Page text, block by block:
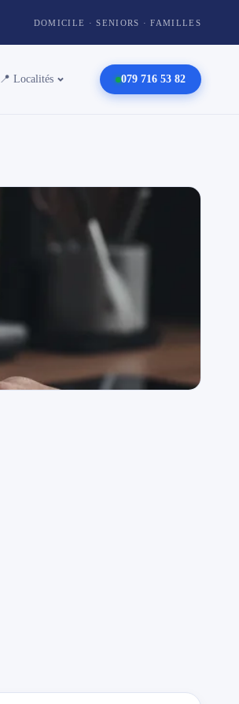
DOMICILE · SENIORS · FAMILLES
📍 Localités 079 716 53 82